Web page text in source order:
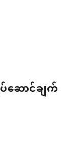
ဆောင်ချက်